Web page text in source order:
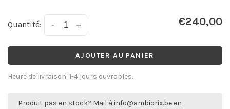
Quantité: +
- €240,00
AJOUTER AU PANIER
Heure de livraison: 1-4 jours ouvrables.
Produit pas en stock? Mail à info@ambiorix.be en